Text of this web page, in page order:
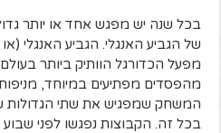
בכל שנה יש מפגש אחד או יותר
מפעל הכדורגל הוותיק ביותר
מהפסדים מפתיעים במיוחד,
המשחק שמפגיש את שתי הגדולות
בכל זה. הקבוצות נפגשו לפני